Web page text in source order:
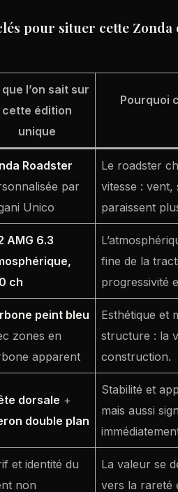
pour situer cette Zonda
que l’on sait sur
cette édition
unique
Pourquoi
Roadster
par
Unico
Le roadster
vitesse :
paraissent
AMG 6.3
ch
fine de la
progressivité
peint bleu
zones en
apparent
Esthétique et
structure : la
construction.
dorsale +
double plan
Stabilité et
mais aussi
et identité du
non
La valeur se
vers la rareté